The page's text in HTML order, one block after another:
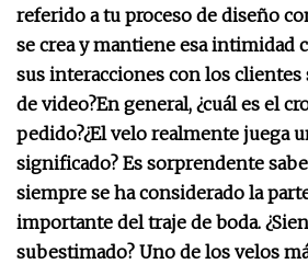
referido a tu proceso de diseño
se crea y mantiene esa intimidad
sus interacciones con los clientes
de video?En general, ¿cuál es el
pedido?¿El velo realmente juega
significado? Es sorprendente
siempre se ha considerado la
importante del traje de boda.
subestimado? Uno de los velos